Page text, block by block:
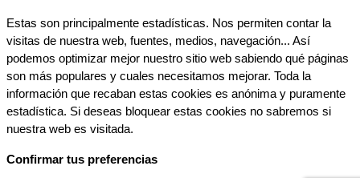
Estas son principalmente estadísticas. Nos permiten contar la
visitas de nuestra web, fuentes, medios, navegación... Así
podemos optimizar mejor nuestro sitio web sabiendo qué páginas
son más populares y cuales necesitamos mejorar. Toda la
información que recaban estas cookies es anónima y puramente
estadística. Si deseas bloquear estas cookies no sabremos si
nuestra web es visitada.
Confirmar tus preferencias